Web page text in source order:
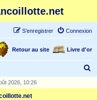
Connexion
S’enregistrer
Livre d'or
Retour au site
2026, 10:26